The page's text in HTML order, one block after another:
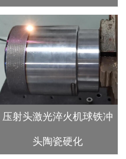
压射头激光淬火机球铁冲
头陶瓷硬化